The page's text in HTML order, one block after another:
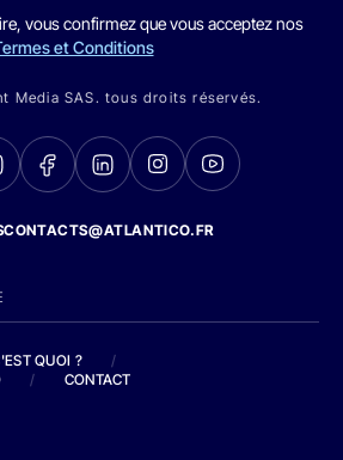
vous confirmez que vous acceptez nos
et Conditions
Media SAS. tous droits réservés.
QUOI ?
/
/ CONTACT